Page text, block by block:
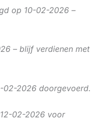
op 10-02-2026 –
– blijf verdienen met
02-2026 doorgevoerd.
02-2026 voor